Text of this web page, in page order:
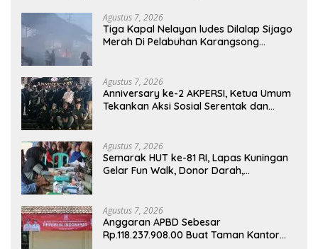
Agustus 7, 2026
Tiga Kapal Nelayan ludes Dilalap Sijago
Merah Di Pelabuhan Karangsong
Agustus 7, 2026
Anniversary ke-2 AKPERSI, Ketua Umum
Tekankan Aksi Sosial Serentak dan
Agustus 7, 2026
Semarak HUT ke-81 RI, Lapas Kuningan
Gelar Fun Walk, Donor Darah,
Agustus 7, 2026
Anggaran APBD Sebesar
Rp.118.237.908.00 Buat Taman Kantor